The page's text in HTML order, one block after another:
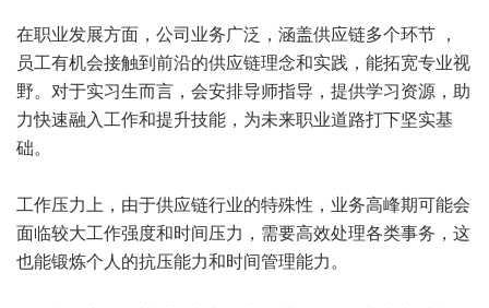
在职业发展方面，公司业务广泛，涵盖供应链多个环节 ，
员工有机会接触到前沿的供应链理念和实践，能拓宽专业视
野。对于实习生而言，会安排导师指导，提供学习资源，助
力快速融入工作和提升技能，为未来职业道路打下坚实基
础。
工作压力上，由于供应链行业的特殊性，业务高峰期可能会
面临较大工作强度和时间压力，需要高效处理各类事务，这
也能锻炼个人的抗压能力和时间管理能力。